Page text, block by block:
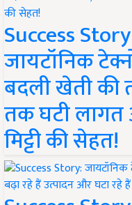
Success
जायटॉनिक
बदली खेती की
तक घटी
मिट्टी की सेहत!